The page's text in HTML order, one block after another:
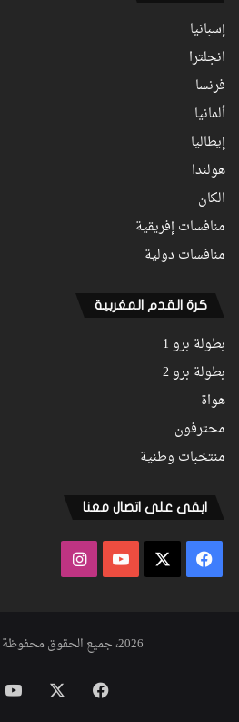
إسبانيا
انجلترا
فرنسا
ألمانيا
إيطاليا
هولندا
الكان
منافسات إفريقية
منافسات دولية
كرة القدم المغربية
بطولة برو 1
بطولة برو 2
هواة
محترفون
منتخبات وطنية
ابقى على اتصال معنا
فيسبوك ‫YouTubeانستقرام
2026، جميع الحقوق محفوظة | Sportime Tv
فيسبوك